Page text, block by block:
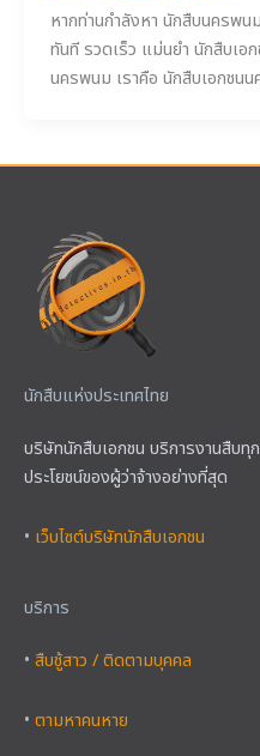
หากท่านกำลังหา นักสืบนครพน
ทันที รวดเร็ว แม่นยำ นักสืบเอ
นครพนม เราคือ นักสืบเอกชน
นักสืบแห่งประเทศไทย
บริษัทนักสืบเอกชน บริการงานสืบทุ
ประโยชน์ของผู้ว่าจ้างอย่างที่สุด
• เว็บไซต์บริษัทนักสืบเอกชน
บริการ
• สืบชู้สาว / ติดตามบุคคล
• ตามหาคนหาย